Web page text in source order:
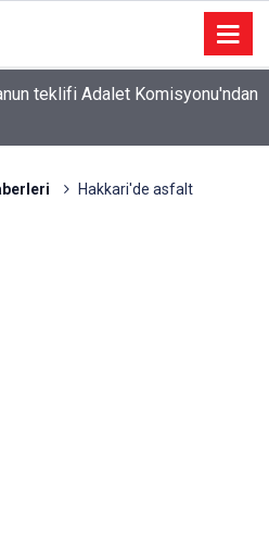
teklifi Adalet Komisyonu'ndan
Hakkari'de asfalt